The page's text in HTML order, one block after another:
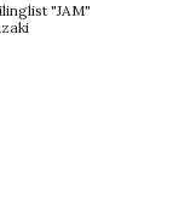
"JAM"